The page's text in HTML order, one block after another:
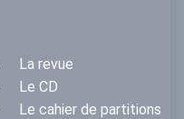
La revue
Le CD
Le cahier de partitions